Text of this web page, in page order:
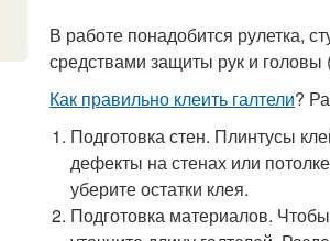
В работе понадобится рулетка,
средствами защиты рук и головы
Как правильно клеить галтели?
Подготовка стен. Плинтусы
дефекты на стенах или
уберите остатки клея.
Подготовка материалов.